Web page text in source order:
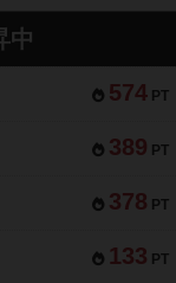
中
574 PT
389 PT
378 PT
133 PT